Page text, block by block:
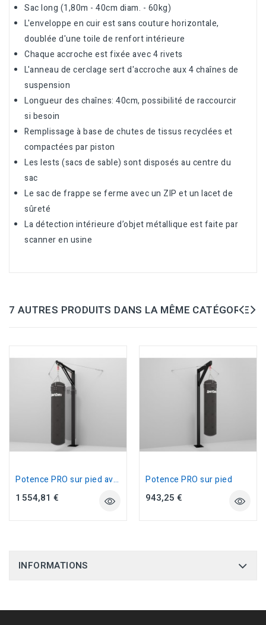
Sac long (1,80m - 40cm diam. - 60kg)
L'enveloppe en cuir est sans couture horizontale,
doublée d'une toile de renfort intérieure
Chaque accroche est fixée avec 4 rivets
L'anneau de cerclage sert d'accroche aux 4 chaînes de
suspension
Longueur des chaînes: 40cm, possibilité de raccourcir
si besoin
Remplissage à base de chutes de tissus recyclées et
compactées par piston
Les lests (sacs de sable) sont disposés au centre du
sac
Le sac de frappe se ferme avec un ZIP et un lacet de
sûreté
La détection intérieure d’objet métallique est faite par
scanner en usine
7 AUTRES PRODUITS DANS LA MÊME CATÉGORIE :
Potence PRO sur pied avec rail
1 554,81 €
Potence PRO sur pied
943,25 €
INFORMATIONS